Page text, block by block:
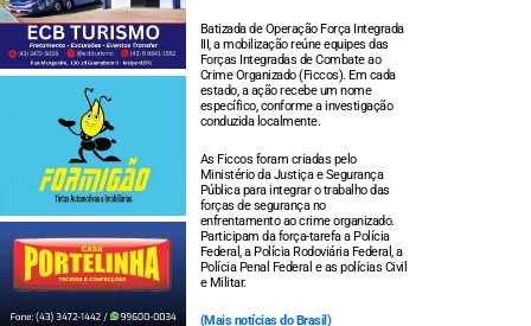
Batizada de Operação Força Integrada
III, a mobilização reúne equipes das
Forças Integradas de Combate ao
Crime Organizado (Ficcos). Em cada
estado, a ação recebe um nome
específico, conforme a investigação
conduzida localmente.
As Ficcos foram criadas pelo
Ministério da Justiça e Segurança
Pública para integrar o trabalho das
forças de segurança no
enfrentamento ao crime organizado.
Participam da força-tarefa a Polícia
Federal, a Polícia Rodoviária Federal, a
Polícia Penal Federal e as polícias Civil
e Militar.
(Mais notícias do Brasil)